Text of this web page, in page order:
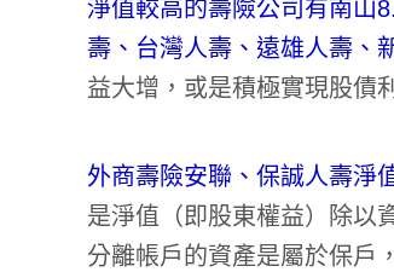
淨值較高的壽險公司有南山
壽、台灣人壽、遠雄人壽、
益大增，或是積極實現股債
外商壽險安聯、保誠人壽淨
是淨值（即股東權益）除以
分離帳戶的資產是屬於保戶